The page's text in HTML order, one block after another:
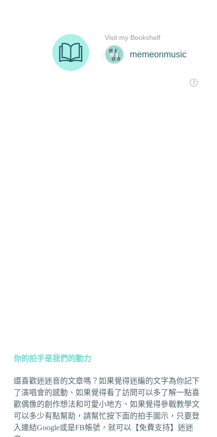
你的拍手是我們的動力
還喜歡迷迷音的文章嗎？如果覺得迷編的文字為你記下
了演唱會的感動、如果覺得看了訪問可以多了解一點喜
歡偶像的創作想法和可愛小地方、如果覺得參戰教學文
可以多少有點幫助，請幫忙按下面的拍手圖示，只要登
入連結Google或是FB帳號，就可以【免費支持】迷迷